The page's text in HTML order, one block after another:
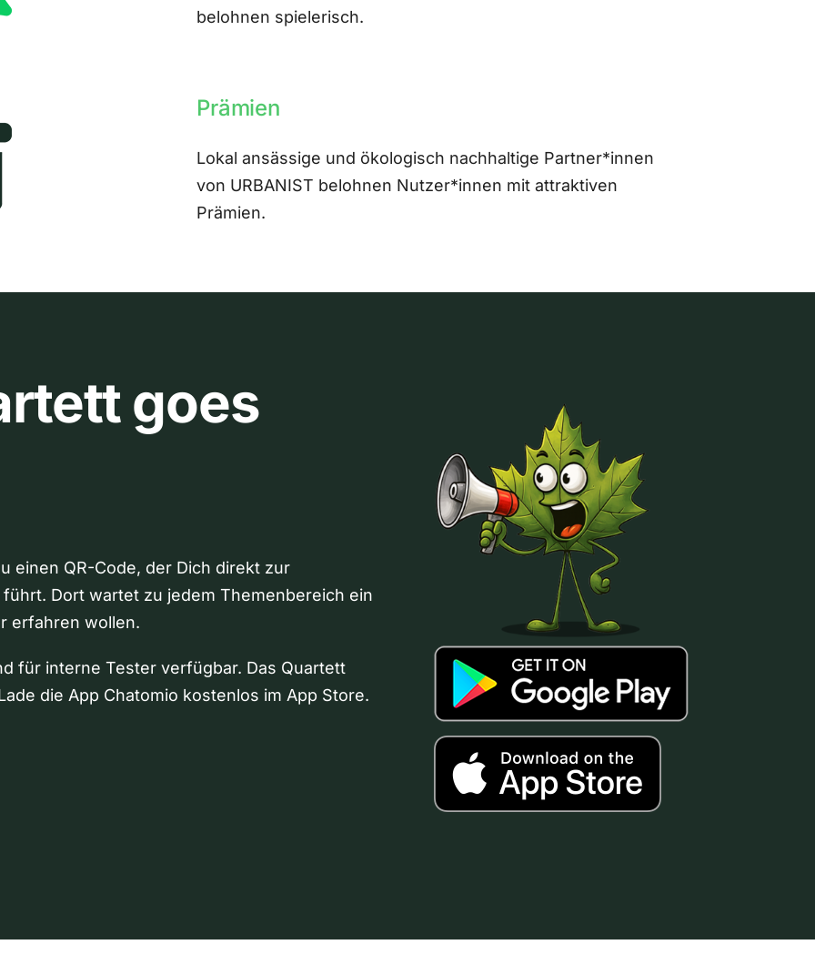
belohnen spielerisch.
Prämien
Lokal ansässige und ökologisch nachhaltige Partner*innen
von URBANIST belohnen Nutzer*innen mit attraktiven
Prämien.
goes
einen QR-Code, der Dich direkt zur
Dort wartet zu jedem Themenbereich ein
erfahren wollen.
für interne Tester verfügbar. Das Quartett
die App Chatomio kostenlos im App Store.